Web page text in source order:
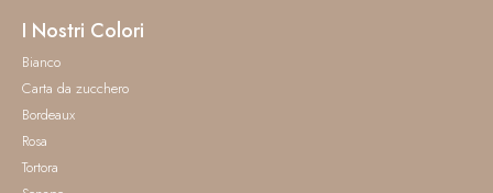
I Nostri Colori
Bianco
Carta da zucchero
Bordeaux
Rosa
Tortora